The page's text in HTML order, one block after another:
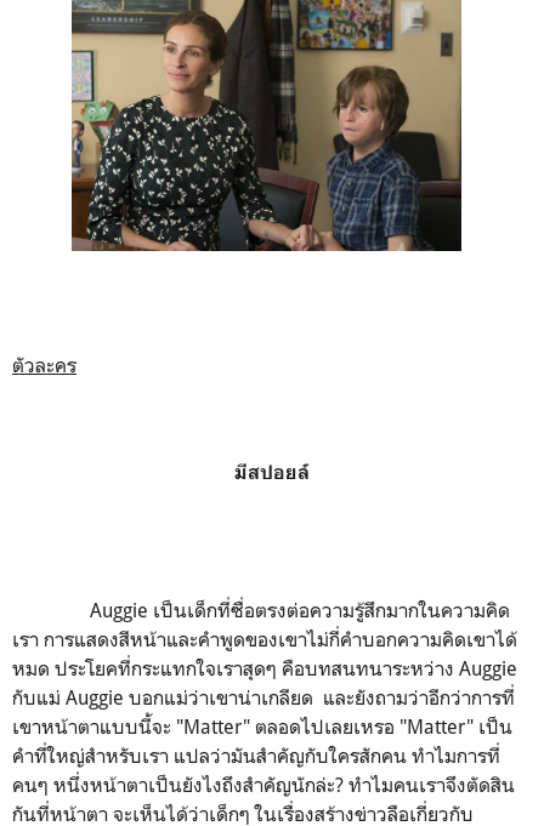
ตัวละคร
มีสปอยล์
Auggie เป็นเด็กที่ซื่อตรงต่อความรู้สึกมากในความคิด
เรา การแสดงสีหน้าและคำพูดของเขาไม่กี่คำบอกความคิดเขาได้
หมด ประโยคที่กระแทกใจเราสุดๆ คือบทสนทนาระหว่าง Auggie
กับแม่ Auggie บอกแม่ว่าเขาน่าเกลียด และยังถามว่าอีกว่าการที่
เขาหน้าตาแบบนี้จะ "Matter" ตลอดไปเลยเหรอ "Matter" เป็น
คำที่ใหญ่สำหรับเรา แปลว่ามันสำคัญกับใครสักคน ทำไมการที่
คนๆ หนึ่งหน้าตาเป็นยังไงถึงสำคัญนักล่ะ? ทำไมคนเราจึงตัดสิน
กันที่หน้าตา จะเห็นได้ว่าเด็กๆ ในเรื่องสร้างข่าวลือเกี่ยวกับ